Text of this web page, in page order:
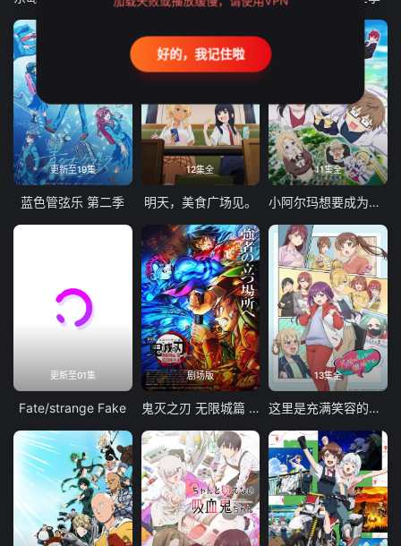
更新至19集
蓝色管弦乐 第二季
12集全
明天，美食广场见。
11集全
小阿尔玛想要成为家人
更新至01集
Fate/strange Fake
剧场版
鬼灭之刃 无限城篇 第一章 猗窝座再袭
13集全
这里是充满笑容的职场。
好的，我记住啦